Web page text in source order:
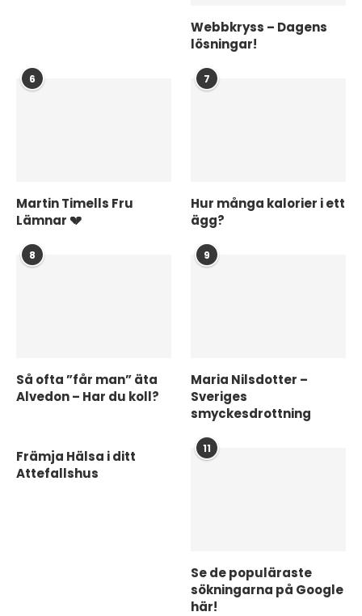
Webbkryss – Dagens
lösningar!
6
Martin Timells Fru
Lämnar 💔
7
Hur många kalorier i ett
ägg?
8
Så ofta ”får man” äta
Alvedon – Har du koll?
9
Maria Nilsdotter –
Sveriges
smyckesdrottning
Främja Hälsa i ditt
Attefallshus
11
Se de populäraste
sökningarna på Google
här!